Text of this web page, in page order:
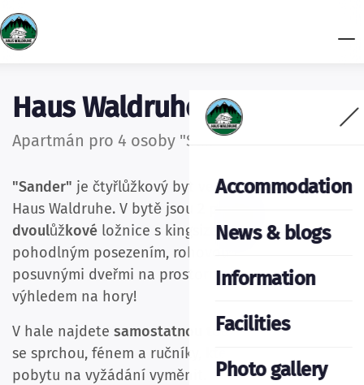
Accommodation
News & blogs
Information
Facilities
Photo gallery
Haus Waldruhe
Apartmán pro 4 osoby "Sander"
"Sander" je čtyřlůžkový byt ve druhém patře domu
Haus Waldruhe. V bytě jsou
dvoulůžkové ložnice s kingsize postelí, TV,
pohodlným posezením, rohovou lavicí a
posuvnými dveřmi na prostornou terasu s
výhledem na hory!
V hale najdete samostatnou toaletu a koupelnu
se sprchou, fénem a ručníky, které lze během
pobytu na vyžádání vyměnit.